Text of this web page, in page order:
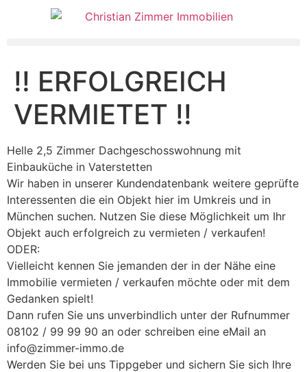
!! ERFOLGREICH
VERMIETET !!
Helle 2,5 Zimmer Dachgeschosswohnung mit
Einbauküche in Vaterstetten
Wir haben in unserer Kundendatenbank weitere geprüfte
Interessenten die ein Objekt hier im Umkreis und in
München suchen. Nutzen Sie diese Möglichkeit um Ihr
Objekt auch erfolgreich zu vermieten / verkaufen!
ODER:
Vielleicht kennen Sie jemanden der in der Nähe eine
Immobilie vermieten / verkaufen möchte oder mit dem
Gedanken spielt!
Dann rufen Sie uns unverbindlich unter der Rufnummer
08102 / 99 99 90 an oder schreiben eine eMail an
info@zimmer-immo.de
Werden Sie bei uns Tippgeber und sichern Sie sich Ihre